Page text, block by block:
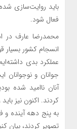
باید روایت‌سازی
فعال شود.
محمدرضا عارف در
انسجام کشور بسیار
عملکرد بدی
جوانان و نوجوانان
آنان ناامید شده
کردند. اکنون نیز
به پنج دهه آینده و
تصویر کردند، بیان